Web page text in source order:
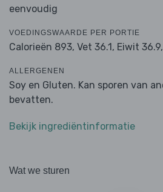
eenvoudig
VOEDINGSWAARDE PER PORTIE
Calorieën 893, Vet 36.1, Eiwit 36.9,
ALLERGENEN
Soy en Gluten. Kan sporen van
bevatten.
Bekijk ingrediëntinformatie
Wat we sturen